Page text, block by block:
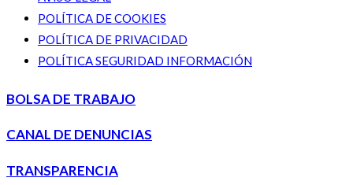
POLÍTICA DE COOKIES
POLÍTICA DE PRIVACIDAD
POLÍTICA SEGURIDAD INFORMACIÓN
BOLSA DE TRABAJO
CANAL DE DENUNCIAS
TRANSPARENCIA